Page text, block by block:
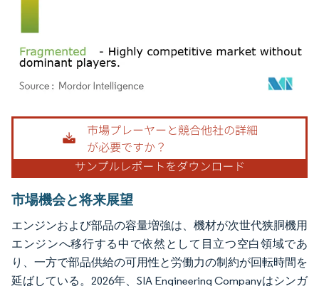
画像 © Mordor Intelligence。再利用にはCC BY 4.0の表示が必要です。
市場機会と将来展望
エンジンおよび部品の容量増強は、機材が次世代狭胴機用
エンジンへ移行する中で依然として目立つ空白領域であ
り、一方で部品供給の可用性と労働力の制約が回転時間を
延ばしている。2026年、SIA Engineering Companyはシンガ